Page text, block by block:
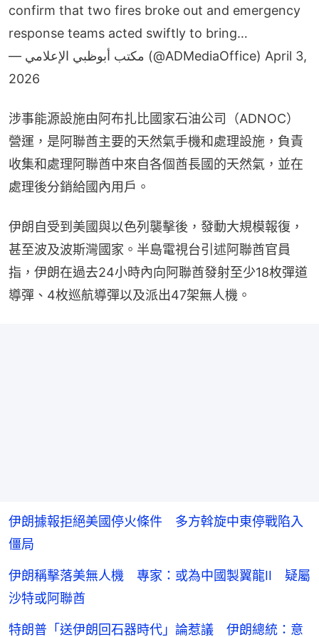
confirm that two fires broke out and emergency
response teams acted swiftly to bring…
— مكتب أبوظبي الإعلامي (@ADMediaOffice) April 3,
2026
涉事能源設施由阿布扎比國家石油公司（ADNOC）
營運，是阿聯酋主要的天然氣手機和處理設施，負責
收集和處理阿聯酋中來自各個酋長國的天然氣，並在
處理後分銷給國內用戶。
伊朗自受到美國與以色列襲擊後，發動大規模報復，
甚至波及波斯灣國家。半島電視台引述阿聯酋官員
指，伊朗在過去24小時內向阿聯酋發射至少18枚彈道
導彈、4枚巡航導彈以及派出47架無人機。
伊朗據報拒絕美國停火條件 多方斡旋中東停戰陷入
僵局
伊朗稱擊落美無人機 專家：或為中國製翼龍II 疑屬
沙特或阿聯酋
特朗普「送伊朗回石器時代」論惹議 伊朗總統：意